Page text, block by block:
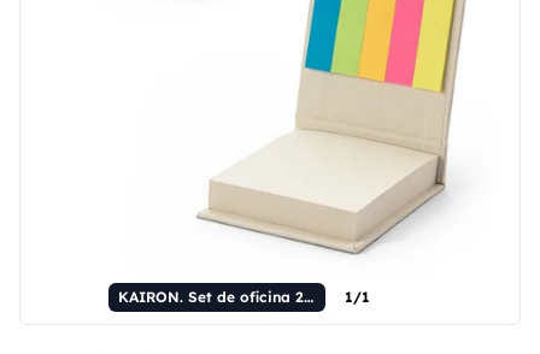
KAIRON. Set de oficina 2 en 1, fabricado con papel 100% reciclado, con 6 blocs de notas adhesivas. 1/1